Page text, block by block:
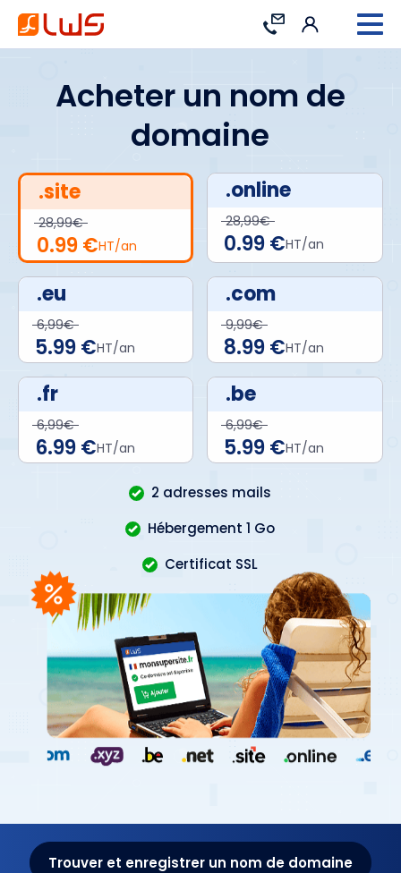
Contact Connexion
Acheter un nom de
domaine
.site
28,99€
0.99 €HT/an
.online
28,99€
0.99 €HT/an
.eu
6,99€
5.99 €HT/an
.com
9,99€
8.99 €HT/an
.fr
6,99€
6.99 €HT/an
.be
6,99€
5.99 €HT/an
2 adresses mails
Hébergement 1 Go
Certificat SSL
Trouver et enregistrer un nom de domaine